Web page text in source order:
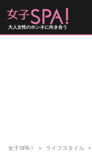
大人女性のホンネに向き合う
女子SPA！ ライフスタイル